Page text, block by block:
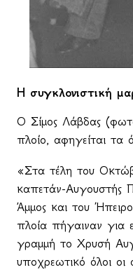
Η συγκλονιστική
Ο Σίμος Λάβδας
πλοίο, αφηγείται τα
«Στα τέλη του
καπετάν-Αυγουστής
Άμμος και του
πλοία πήγαιναν για
γραμμή το Χρυσή
υποχρεωτικό όλοι οι